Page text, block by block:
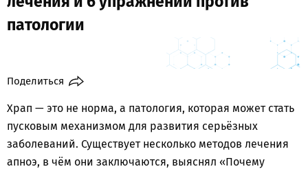
патологии
Поделиться
Храп — это не норма, а патология, которая может стать
пусковым механизмом для развития серьёзных
заболеваний. Существует несколько методов лечения
апноэ, в чём они заключаются, выяснял «Почему